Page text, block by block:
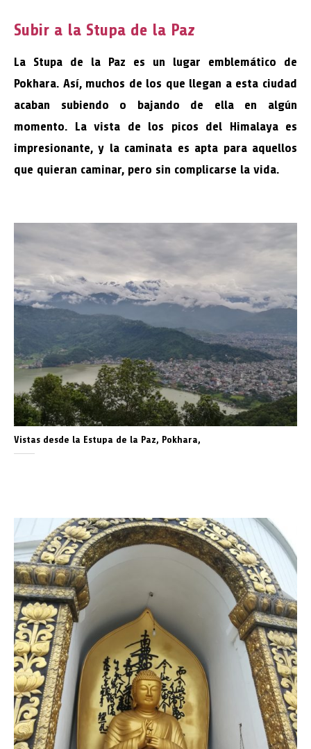
Subir a la Stupa de la Paz
La Stupa de la Paz es un lugar emblemático de
Pokhara. Así, muchos de los que llegan a esta ciudad
acaban subiendo o bajando de ella en algún
momento. La vista de los picos del Himalaya es
impresionante, y la caminata es apta para aquellos
que quieran caminar, pero sin complicarse la vida.
Vistas desde la Estupa de la Paz, Pokhara,